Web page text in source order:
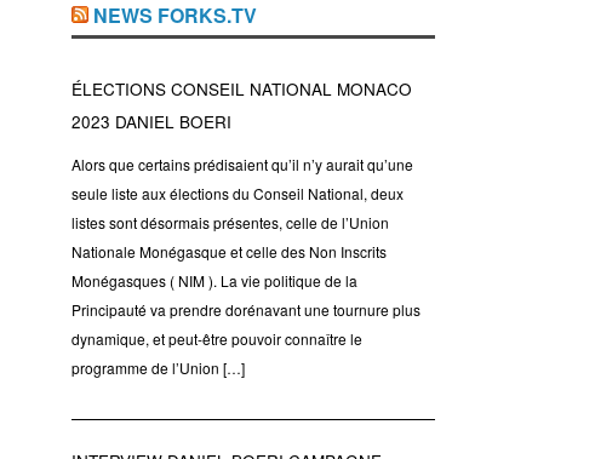
NEWS FORKS.TV
ÉLECTIONS CONSEIL NATIONAL MONACO
2023 DANIEL BOERI
Alors que certains prédisaient qu’il n’y aurait qu’une
seule liste aux élections du Conseil National, deux
listes sont désormais présentes, celle de l’Union
Nationale Monégasque et celle des Non Inscrits
Monégasques ( NIM ). La vie politique de la
Principauté va prendre dorénavant une tournure plus
dynamique, et peut-être pouvoir connaître le
programme de l’Union […]